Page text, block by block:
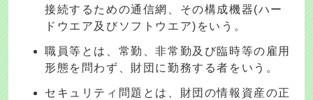
接続するための通信網、その構成機器(ハー
ドウエア及びソフトウエア)をいう。
職員等とは、常勤、非常勤及び臨時等の雇用
形態を問わず、財団に勤務する者をいう。
セキュリティ問題とは、財団の情報資産の正